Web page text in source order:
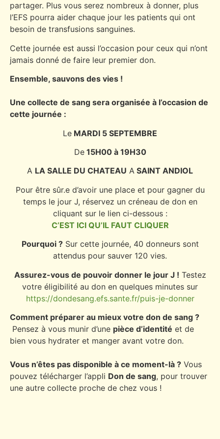
partager. Plus vous serez nombreux à donner, plus
l’EFS pourra aider chaque jour les patients qui ont
besoin de transfusions sanguines.
Cette journée est aussi l’occasion pour ceux qui n’ont
jamais donné de faire leur premier don.
Ensemble, sauvons des vies !
Une collecte de sang sera organisée à l’occasion de
cette journée :
Le MARDI 5 SEPTEMBRE
De15H00 à 19H30
A LA SALLE DU CHATEAU A SAINT ANDIOL
Pour être sûr.e d’avoir une place et pour gagner du
temps le jour J, réservez un créneau de don en
cliquant sur le lien ci-dessous :
C’EST ICI QU’IL FAUT CLIQUER
Pourquoi ?Sur cette journée, 40 donneurs sont
attendus pour sauver 120 vies.
Assurez-vous de pouvoir donner le jour J ! Testez
votre éligibilité au don en quelques minutes sur
https://dondesang.efs.sante.fr/puis-je-donner
Comment préparer au mieux votre don de sang ?
Pensez à vous munir d’une pièce d’identité et de
bien vous hydrater et manger avant votre don.
Vous n’êtes pas disponible à ce moment-là ? Vous
pouvez télécharger l’appli Don de sang, pour trouver
une autre collecte proche de chez vous !